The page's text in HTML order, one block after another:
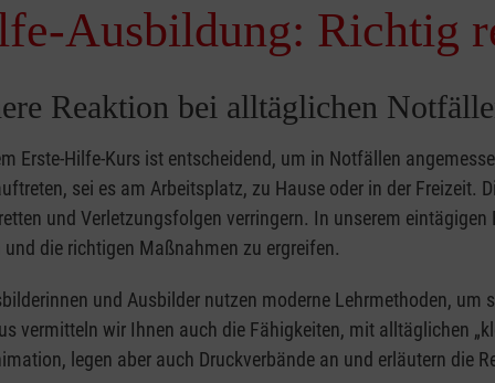
Ausbildung: Richtig
Reaktion bei alltäglichen
Erste-Hilfe-Kurs ist entscheidend, um in Notfällen
sei es am Arbeitsplatz, zu Hause oder in der Freizeit.
und Verletzungsfolgen verringern. In unserem eintägigen
und die richtigen Maßnahmen zu ergreifen.
und Ausbilder nutzen moderne Lehrmethoden,
vermitteln wir Ihnen auch die Fähigkeiten, mit alltäglichen
legen aber auch Druckverbände an und erläutern die